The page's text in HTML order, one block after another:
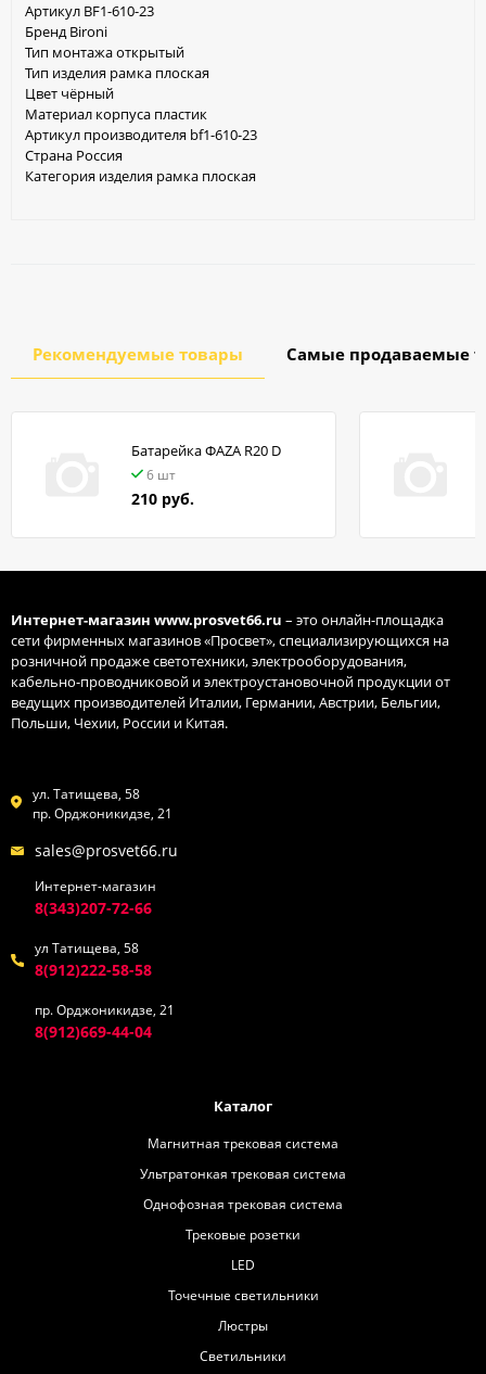
Артикул BF1-610-23
Бренд Bironi
Тип монтажа открытый
Тип изделия рамка плоская
Цвет чёрный
Материал корпуса пластик
Артикул производителя bf1-610-23
Страна Россия
Категория изделия рамка плоская
Рекомендуемые товары Самые продаваемые
Батарейка ФАZA R20 D
6 шт
210 руб.
Интернет-магазин www.prosvet66.ru – это онлайн-площадка
сети фирменных магазинов «Просвет», специализирующихся на
розничной продаже светотехники, электрооборудования,
кабельно-проводниковой и электроустановочной продукции от
ведущих производителей Италии, Германии, Австрии, Бельгии,
Польши, Чехии, России и Китая.
ул. Татищева, 58
пр. Орджоникидзе, 21
sales@prosvet66.ru
Интернет-магазин
8(343)207-72-66
ул Татищева, 58
8(912)222-58-58
пр. Орджоникидзе, 21
8(912)669-44-04
Каталог
Магнитная трековая система
Ультратонкая трековая система
Однофозная трековая система
Трековые розетки
LED
Точечные светильники
Люстры
Светильники